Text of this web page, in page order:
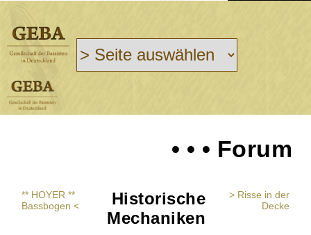
• • • Forum
** HOYER **
Bassbogen <
Historische
Mechaniken
> Risse in der
Decke